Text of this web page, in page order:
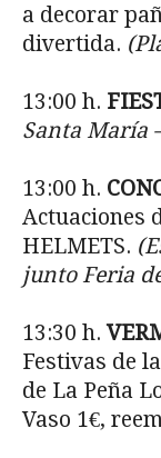
a decorar
divertida.
13:00 h.
Santa María
13:00 h.
Actuaciones
HELMETS.
junto Feria
13:30 h.
Festivas de
de La Peña
Vaso 1€,